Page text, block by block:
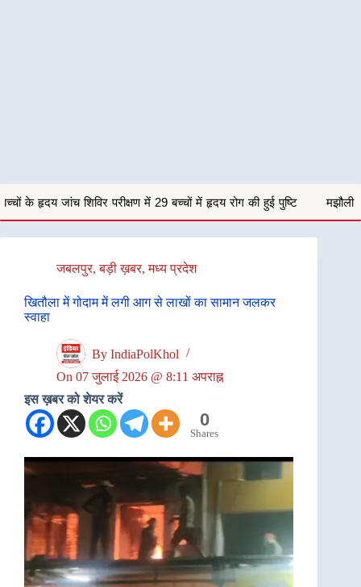
में 29 बच्चों में हृदय रोग की हुई पुष्टि मझौली में घर के सामने खड़ी बोलेरो
जबलपुर,बड़ी ख़बर,मध्य प्रदेश
खितौला में गोदाम में लगी आग से लाखों का सामान जलकर
स्वाहा
By IndiaPolKhol
On 07 जुलाई 2026 @ 8:11 अपराह्न
इस ख़बर को शेयर करें
0
Shares